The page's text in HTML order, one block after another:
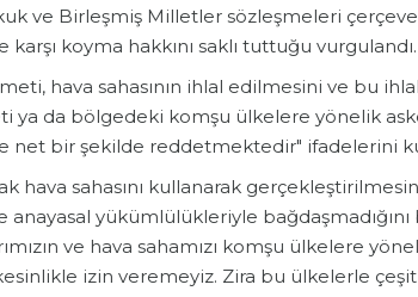
ve Birleşmiş Milletler sözleşmeleri
koyma hakkını saklı tuttuğu vurgulandı.
hava sahasının ihlal edilmesini ve bu
ya da bölgedeki komşu ülkelere yönelik
net bir şekilde reddetmektedir" ifadelerini
Irak hava sahasını kullanarak
anayasal yükümlülükleriyle
ve hava sahamızı komşu ülkelere
izin veremeyiz. Zira bu ülkelerle
POLİTİKA